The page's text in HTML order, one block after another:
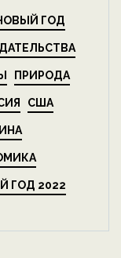
ГОД
ПРИРОДА
США
ГОД 2022